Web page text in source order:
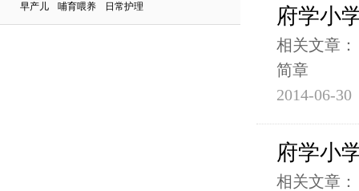
早产儿 哺育喂养 日常护理 府学小
相关文章
简章
2014-06-30
府学小
相关文章